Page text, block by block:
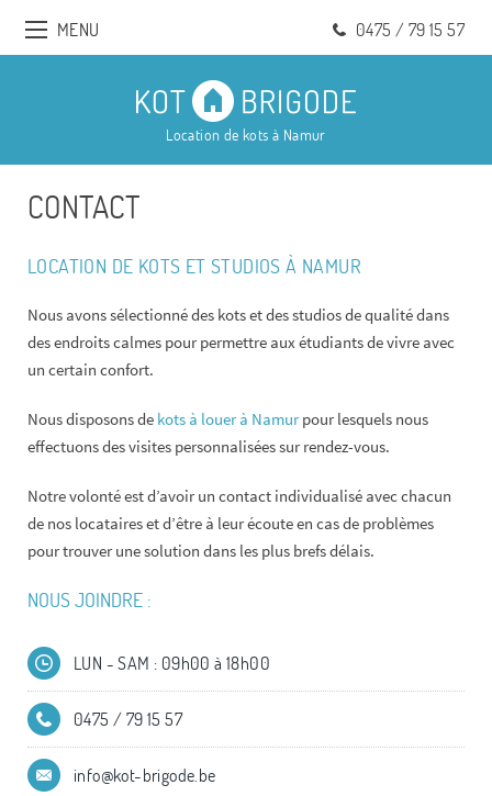
Location de kots à Namur
MENU 0475 / 79 15 57
CONTACT
LOCATION DE KOTS ET STUDIOS À NAMUR
Nous avons sélectionné des kots et des studios de qualité dans
des endroits calmes pour permettre aux étudiants de vivre avec
un certain confort.
Nous disposons de kots à louer à Namurpour lesquels nous
effectuons des visites personnalisées sur rendez-vous.
Notre volonté est d’avoir un contact individualisé avec chacun
de nos locataires et d’être à leur écoute en cas de problèmes
pour trouver une solution dans les plus brefs délais.
NOUS JOINDRE :
LUN - SAM : 09h00 à 18h00
0475 / 79 15 57
info@kot-brigode.be